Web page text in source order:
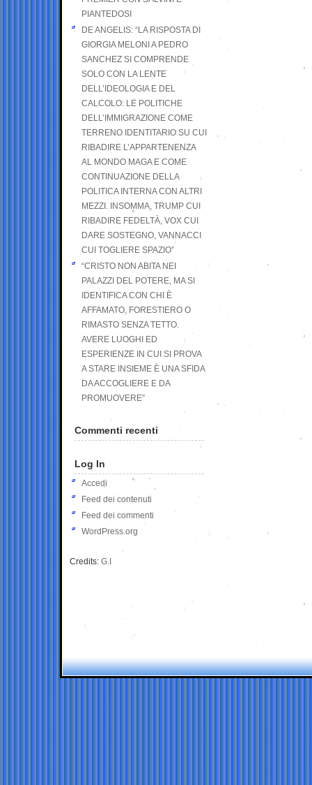
PIANTEDOSI
DE ANGELIS: “LA RISPOSTA DI
GIORGIA MELONI A PEDRO
SANCHEZ SI COMPRENDE
SOLO CON LA LENTE
DELL’IDEOLOGIA E DEL
CALCOLO: LE POLITICHE
DELL’IMMIGRAZIONE COME
TERRENO IDENTITARIO SU CUI
RIBADIRE L’APPARTENENZA
AL MONDO MAGA E COME
CONTINUAZIONE DELLA
POLITICA INTERNA CON ALTRI
MEZZI. INSOMMA, TRUMP CUI
RIBADIRE FEDELTÀ, VOX CUI
DARE SOSTEGNO, VANNACCI
CUI TOGLIERE SPAZIO”
“CRISTO NON ABITA NEI
PALAZZI DEL POTERE, MA SI
IDENTIFICA CON CHI È
AFFAMATO, FORESTIERO O
RIMASTO SENZA TETTO.
AVERE LUOGHI ED
ESPERIENZE IN CUI SI PROVA
A STARE INSIEME È UNA SFIDA
DA ACCOGLIERE E DA
PROMUOVERE”
Commenti recenti
Log In
Accedi
Feed dei contenuti
Feed dei commenti
WordPress.org
Credits: G.I